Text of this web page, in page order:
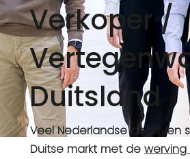
Verkoper /
Duitsland
Veel Nederlandse
Duitse markt met de